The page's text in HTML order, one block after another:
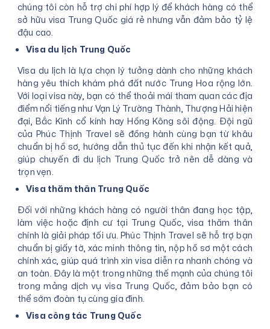
chúng tôi còn hỗ trợ chi phí hợp lý để khách hàng có thể
sở hữu visa Trung Quốc giá rẻ nhưng vẫn đảm bảo tỷ lệ
đậu cao.
Visa du lịch Trung Quốc
Visa du lịch là lựa chọn lý tưởng dành cho những khách
hàng yêu thích khám phá đất nước Trung Hoa rộng lớn.
Với loại visa này, bạn có thể thoải mái tham quan các địa
điểm nổi tiếng như Vạn Lý Trường Thành, Thượng Hải hiện
đại, Bắc Kinh cổ kính hay Hồng Kông sôi động. Đội ngũ
của Phúc Thịnh Travel sẽ đồng hành cùng bạn từ khâu
chuẩn bị hồ sơ, hướng dẫn thủ tục đến khi nhận kết quả,
giúp chuyến đi du lịch Trung Quốc trở nên dễ dàng và
trọn vẹn.
Visa thăm thân Trung Quốc
Đối với những khách hàng có người thân đang học tập,
làm việc hoặc định cư tại Trung Quốc, visa thăm thân
chính là giải pháp tối ưu. Phúc Thịnh Travel sẽ hỗ trợ bạn
chuẩn bị giấy tờ, xác minh thông tin, nộp hồ sơ một cách
chính xác, giúp quá trình xin visa diễn ra nhanh chóng và
an toàn. Đây là một trong những thế mạnh của chúng tôi
trong mảng dịch vụ visa Trung Quốc, đảm bảo bạn có
thể sớm đoàn tụ cùng gia đình.
Visa công tác Trung Quốc